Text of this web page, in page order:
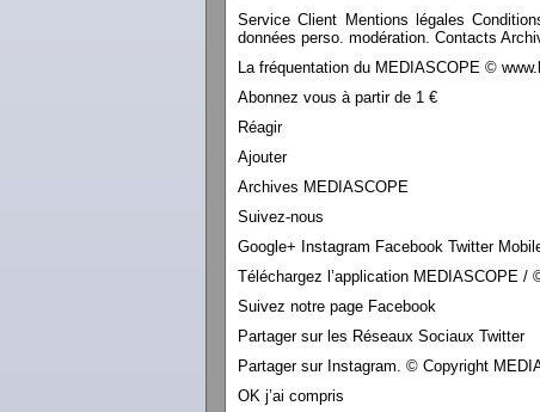
Service Client Mentions légales
données perso. modération. Contacts
La fréquentation du MEDIASCOPE ©
Abonnez vous à partir de 1 €
Réagir
Ajouter
Archives MEDIASCOPE
Suivez-nous
Google+ Instagram Facebook Twitter
Téléchargez l’application MEDIASCOPE /
Suivez notre page Facebook
Partager sur les Réseaux Sociaux Twitter
Partager sur Instagram. © Copyright
OK j’ai compris